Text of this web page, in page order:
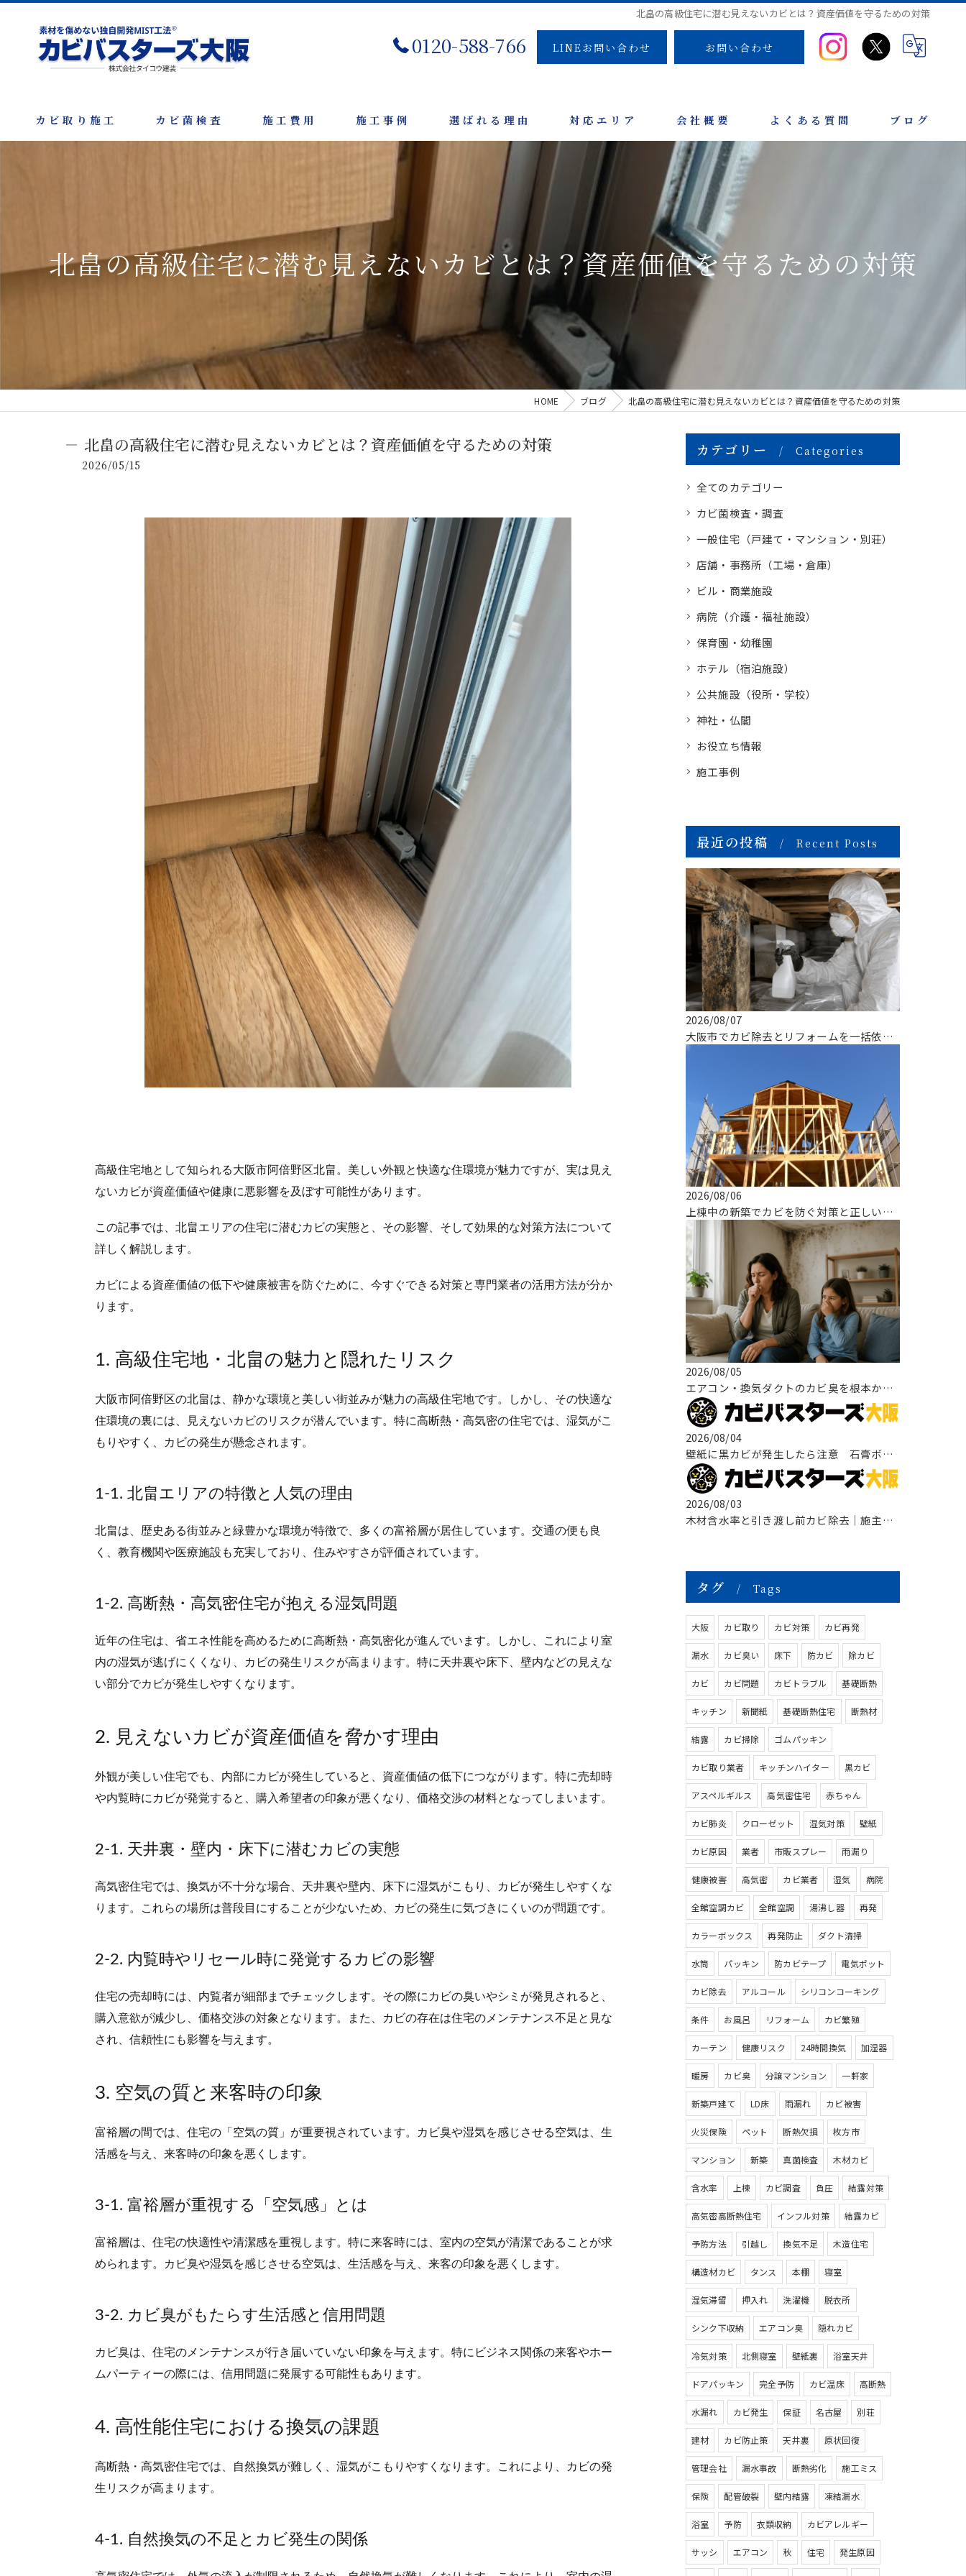
北畠の高級住宅に潜む見えないカビとは？資産価値を守るための対策
0120-588-766 LINEお問い合わせ お問い合わせ
カビ取り施工 カビ菌検査 施工費用 施工事例 選ばれる理由 対応エリア 会社概要 よくある質問 ブログ
北畠の高級住宅に潜む見えないカビとは？資産価値を守るための対策
HOME ブログ 北畠の高級住宅に潜む見えないカビとは？資産価値を守るための対策
北畠の高級住宅に潜む見えないカビとは？資産価値を守るための対策
2026/05/15
高級住宅地として知られる大阪市阿倍野区北畠。美しい外観と快適な住環境が魅力ですが、実は見え
ないカビが資産価値や健康に悪影響を及ぼす可能性があります。
この記事では、北畠エリアの住宅に潜むカビの実態と、その影響、そして効果的な対策方法について
詳しく解説します。
カビによる資産価値の低下や健康被害を防ぐために、今すぐできる対策と専門業者の活用方法が分か
ります。
1. 高級住宅地・北畠の魅力と隠れたリスク
大阪市阿倍野区の北畠は、静かな環境と美しい街並みが魅力の高級住宅地です。
しかし、その快適な
住環境の裏には、見えないカビのリスクが潜んでいます。特に高断熱・高気密の住宅では、湿気がこ
もりやすく、カビの発生が懸念されます。
1-1. 北畠エリアの特徴と人気の理由
北畠は、歴史ある街並みと緑豊かな環境が特徴で、多くの富裕層が居住しています。 交通の便も良
く、教育機関や医療施設も充実しており、住みやすさが評価されています。
1-2. 高断熱・高気密住宅が抱える湿気問題
近年の住宅は、省エネ性能を高めるために高断熱・高気密化が進んでいます。
しかし、これにより室
内の湿気が逃げにくくなり、カビの発生リスクが高まります。特に天井裏や床下、壁内などの見えな
い部分でカビが発生しやすくなります。
2. 見えないカビが資産価値を脅かす理由
外観が美しい住宅でも、内部にカビが発生していると、資産価値の低下につながります。 特に売却時
や内覧時にカビが発覚すると、購入希望者の印象が悪くなり、価格交渉の材料となってしまいます。
2-1. 天井裏・壁内・床下に潜むカビの実態
高気密住宅では、換気が不十分な場合、天井裏や壁内、床下に湿気がこもり、カビが発生しやすくな
ります。
これらの場所は普段目にすることが少ないため、カビの発生に気づきにくいのが問題です。
2-2. 内覧時やリセール時に発覚するカビの影響
住宅の売却時には、内覧者が細部までチェックします。 その際にカビの臭いやシミが発見されると、
購入意欲が減少し、価格交渉の対象となります。また、カビの存在は住宅のメンテナンス不足と見な
され、信頼性にも影響を与えます。
3. 空気の質と来客時の印象
富裕層の間では、住宅の「空気の質」が重要視されています。
カビ臭や湿気を感じさせる空気は、生
活感を与え、来客時の印象を悪くします。
3-1. 富裕層が重視する「空気感」とは
富裕層は、住宅の快適性や清潔感を重視します。 特に来客時には、室内の空気が清潔であることが求
められます。カビ臭や湿気を感じさせる空気は、生活感を与え、来客の印象を悪くします。
3-2. カビ臭がもたらす生活感と信用問題
カビ臭は、住宅のメンテナンスが行き届いていない印象を与えます。 特にビジネス関係の来客やホー
ムパーティーの際には、信用問題に発展する可能性もあります。
4. 高性能住宅における換気の課題
高断熱・高気密住宅では、自然換気が難しく、湿気がこもりやすくなります。
これにより、カビの発
生リスクが高まります。
4-1. 自然換気の不足とカビ発生の関係
カテゴリー Categories
全てのカテゴリー
カビ菌検査・調査
一般住宅（戸建て・マンション・別荘）
店舗・事務所（工場・倉庫）
ビル・商業施設
病院（介護・福祉施設）
保育園・幼稚園
ホテル（宿泊施設）
公共施設（役所・学校）
神社・仏閣
お役立ち情報
施工事例
最近の投稿 Recent Posts
2026/08/07
大阪市でカビ除去とリフォームを一括依頼できる専門業者の選び方
2026/08/06
上棟中の新築でカビを防ぐ対策と正しい対応とは！
2026/08/05
エアコン・換気ダクトのカビ臭を根本から改善する方法
2026/08/04
壁紙に黒カビが発生したら注意 石膏ボードまで広がる原因と正しい改善方法
2026/08/03
木材含水率と引き渡し前カビ除去｜施主検査前に知っておきたい原因・対策・
タグ Tags
大阪 カビ取り カビ対策 カビ再発
漏水 カビ臭い 床下 防カビ 除カビ
カビ カビ問題 カビトラブル 基礎断熱
キッチン 新聞紙 基礎断熱住宅 断熱材
結露 カビ掃除 ゴムパッキン
カビ取り業者 キッチンハイター 黒カビ
アスペルギルス 高気密住宅 赤ちゃん
カビ肺炎 クローゼット 湿気対策 壁紙
カビ原因 業者 市販スプレー 雨漏り
健康被害 高気密 カビ業者 湿気 病院
全館空調カビ 全館空調 湯沸し器 再発
カラーボックス 再発防止 ダクト清掃
水筒 パッキン 防カビテープ 電気ポット
カビ除去 アルコール シリコンコーキング
条件 お風呂 リフォーム カビ繁殖
カーテン 健康リスク 24時間換気 加湿器
暖房 カビ臭 分譲マンション 一軒家
新築戸建て LD床 雨漏れ カビ被害
火災保険 ペット 断熱欠損 枚方市
マンション 新築 真菌検査 木材カビ
含水率 上棟 カビ調査 負圧 結露対策
高気密高断熱住宅 インフル対策 結露カビ
予防方法 引越し 換気不足 木造住宅
構造材カビ タンス 本棚 寝室
湿気滞留 押入れ 洗濯機 脱衣所
シンク下収納 エアコン臭 隠れカビ
冷気対策 北側寝室 壁紙裏 浴室天井
ドアパッキン 完全予防 カビ温床 高断熱
水漏れ カビ発生 保証 名古屋 別荘
建材 カビ防止策 天井裏 原状回復
管理会社 漏水事故 断熱劣化 施工ミス
保険 配管破裂 壁内結露 凍結漏水
浴室 予防 衣類収納 カビアレルギー
サッシ エアコン 秋 住宅 発生原因